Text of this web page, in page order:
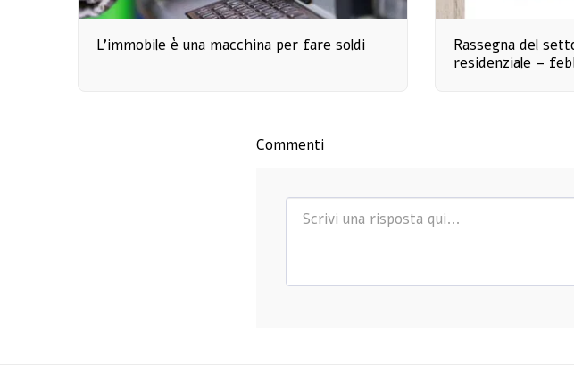
L'immobile è una macchina per fare soldi
Rassegna del
residenziale –
Commenti